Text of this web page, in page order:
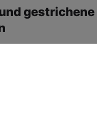
gestrichene
kein politisches
der Wertschätzung.